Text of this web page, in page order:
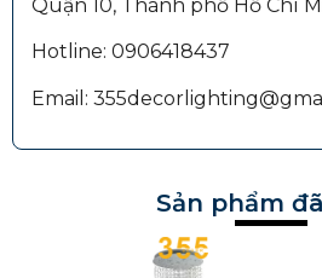
Quận 10, Thành phố Hồ Chí
Hotline: 0906418437
Email:
Sản phẩm